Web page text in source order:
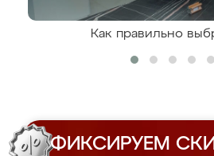
Как правильно
ФИКСИРУЕМ